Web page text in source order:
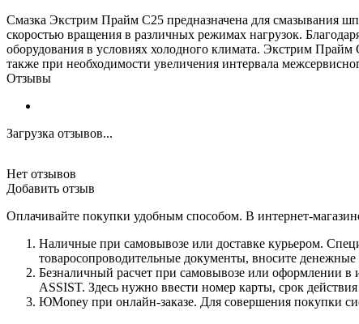
Смазка Экстрим Прайм C25 предназначена для смазывания
скоростью вращения в различных режимах нагрузок.
оборудования в условиях холодного климата. Экстрим Прайм
также при необходимости увеличения интервала
Отзывы
Загрузка отзывов...
Нет отзывов
Добавить отзыв
Оплачивайте покупки удобным способом. В интернет-
Наличные при самовывозе или доставке курьером.
товаросопроводительные документы, вносите денежные
Безналичный расчет при самовывозе или оформлении в
ASSIST. Здесь нужно ввести номер карты, срок
ЮMoney при онлайн-заказе. Для совершения покупки